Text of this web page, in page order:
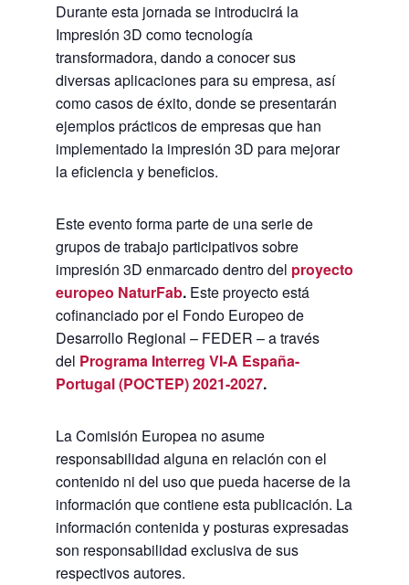
Durante esta jornada se introducirá la
Impresión 3D como tecnología
transformadora, dando a conocer sus
diversas aplicaciones para su empresa, así
como casos de éxito, donde se presentarán
ejemplos prácticos de empresas que han
implementado la impresión 3D para mejorar
la eficiencia y beneficios.
Este evento forma parte de una serie de
grupos de trabajo participativos sobre
impresión 3D enmarcado dentro del proyecto
europeo NaturFab.Este proyecto está
cofinanciado por el Fondo Europeo de
Desarrollo Regional – FEDER – a través
del Programa Interreg VI-A España-
Portugal (POCTEP) 2021-2027.
La Comisión Europea no asume
responsabilidad alguna en relación con el
contenido ni del uso que pueda hacerse de la
información que contiene esta publicación. La
información contenida y posturas expresadas
son responsabilidad exclusiva de sus
respectivos autores.